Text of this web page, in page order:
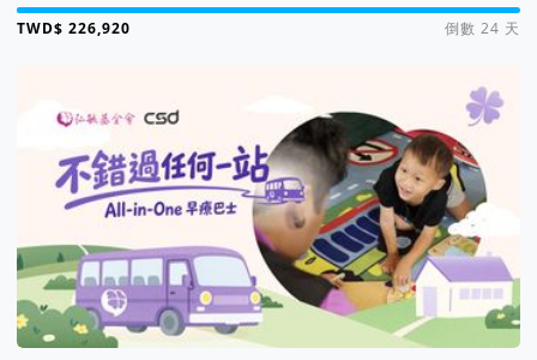
集資進度 227%
倒數 24 天